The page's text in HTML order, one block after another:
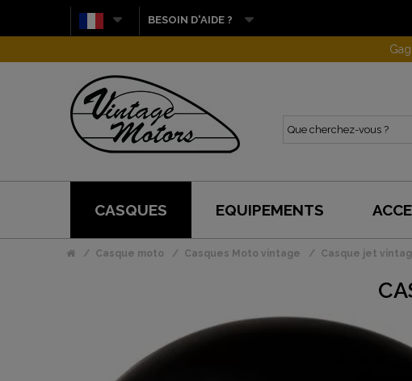
BESOIN D'AIDE ?
CASQUES EQUIPEMENTS
Casque moto Casques Moto vintage Casque jet